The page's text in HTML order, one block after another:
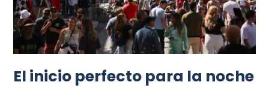
El inicio perfecto para la noche